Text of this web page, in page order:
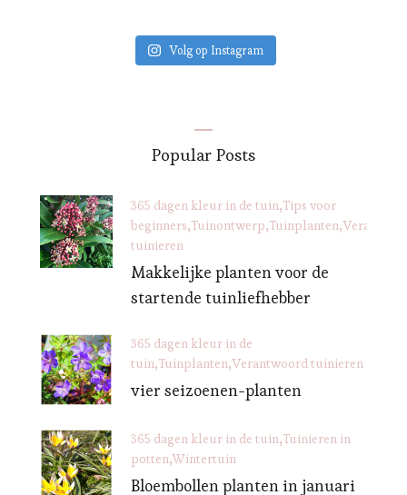
Volg op Instagram
Popular Posts
365 dagen kleur in de tuin Tips voor
beginners Tuinontwerp Tuinplanten
tuinieren
Makkelijke planten voor de
startende tuinliefhebber
365 dagen kleur in de
tuin Tuinplanten Verantwoord tuinieren
vier seizoenen-planten
365 dagen kleur in de tuin Tuinieren in
potten Wintertuin
Bloembollen planten in januari